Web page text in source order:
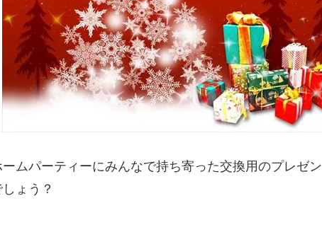
ムパーティーにみんなで持ち寄った交換用のプレゼ
ょう？